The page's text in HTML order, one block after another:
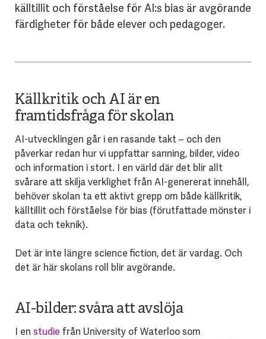
källtillit och förståelse för AI:s bias är avgörande
färdigheter för både elever och pedagoger.
Källkritik och AI är en
framtidsfråga för skolan
AI-utvecklingen går i en rasande takt – och den
påverkar redan hur vi uppfattar sanning, bilder, video
och information i stort. I en värld där det blir allt
svårare att skilja verklighet från AI-genererat innehåll,
behöver skolan ta ett aktivt grepp om både källkritik,
källtillit och förståelse för bias (förutfattade mönster i
data och teknik).
Det är inte längre science fiction, det är vardag. Och
det är här skolans roll blir avgörande.
AI-bilder: svåra att avslöja
I en studie från University of Waterloo som